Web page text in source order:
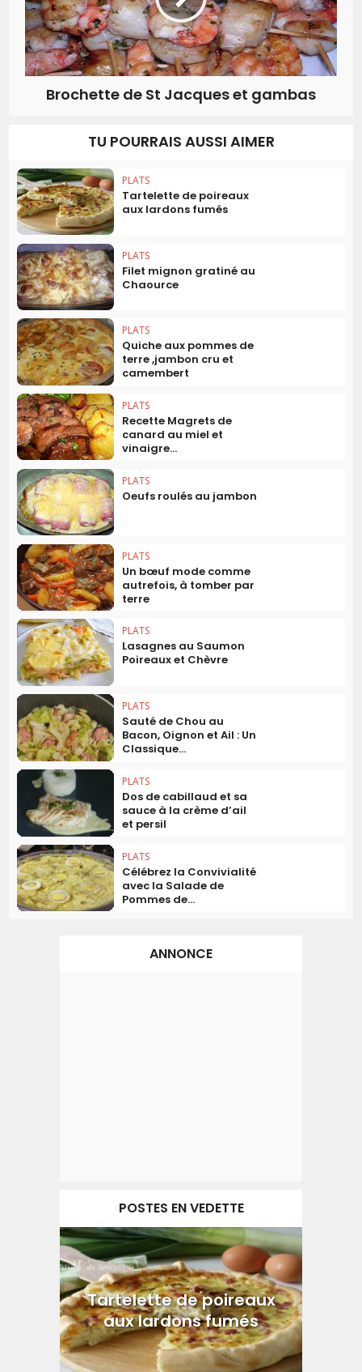
Brochette de St Jacques et gambas
TU POURRAIS AUSSI AIMER
PLATS
Tartelette de poireaux
aux lardons fumés
PLATS
Filet mignon gratiné au
Chaource
PLATS
Quiche aux pommes de
terre ,jambon cru et
camembert
PLATS
Recette Magrets de
canard au miel et
vinaigre...
PLATS
Oeufs roulés au jambon
PLATS
Un bœuf mode comme
autrefois, à tomber par
terre
PLATS
Lasagnes au Saumon
Poireaux et Chèvre
PLATS
Sauté de Chou au
Bacon, Oignon et Ail : Un
Classique...
PLATS
Dos de cabillaud et sa
sauce à la crème d’ail
et persil
PLATS
Célébrez la Convivialité
avec la Salade de
Pommes de...
ANNONCE
POSTES EN VEDETTE
Tartelette de poireaux
aux lardons fumés